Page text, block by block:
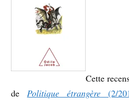
Cette
dePolitique étrangère (2/